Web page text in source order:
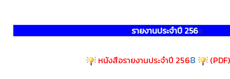
รายงานประจำปี 2568
หนังสือรายงานประจำปี 2568